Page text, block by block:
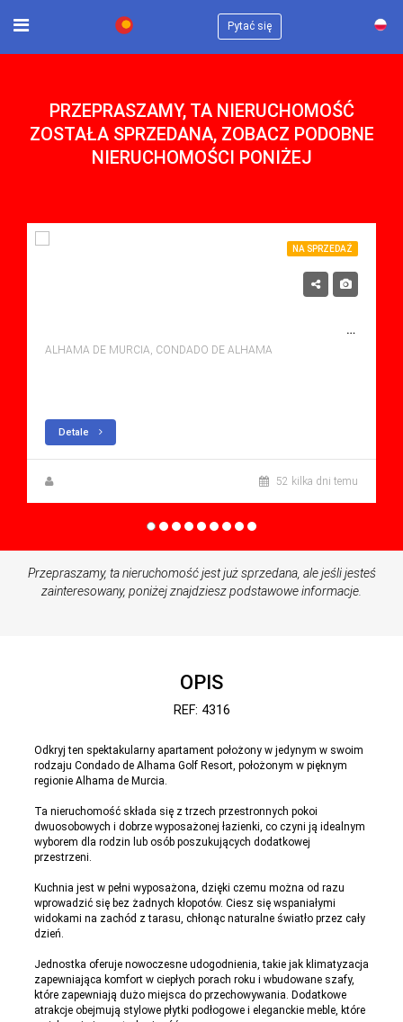
Pytać się
PRZEPRASZAMY, TA NIERUCHOMOŚĆ
ZOSTAŁA SPRZEDANA, ZOBACZ PODOBNE
NIERUCHOMOŚCI PONIŻEJ
NA SPRZEDAŻ
NA SPRZEDAŻ APARTMENT W CONDADO DE ALHAMA, ALHAMA DE MURCIA Z BASENEM
ALHAMA DE MURCIA, CONDADO DE ALHAMA
Detale
52 kilka dni temu
Przepraszamy, ta nieruchomość jest już sprzedana, ale jeśli jesteś
zainteresowany, poniżej znajdziesz podstawowe informacje.
OPIS
REF: 4316
Odkryj ten spektakularny apartament położony w jedynym w swoim
rodzaju Condado de Alhama Golf Resort, położonym w pięknym
regionie Alhama de Murcia.
Ta nieruchomość składa się z trzech przestronnych pokoi
dwuosobowych i dobrze wyposażonej łazienki, co czyni ją idealnym
wyborem dla rodzin lub osób poszukujących dodatkowej
przestrzeni.
Kuchnia jest w pełni wyposażona, dzięki czemu można od razu
wprowadzić się bez żadnych kłopotów. Ciesz się wspaniałymi
widokami na zachód z tarasu, chłonąc naturalne światło przez cały
dzień.
Jednostka oferuje nowoczesne udogodnienia, takie jak klimatyzacja
zapewniająca komfort w ciepłych porach roku i wbudowane szafy,
które zapewniają dużo miejsca do przechowywania. Dodatkowe
atrakcje obejmują stylowe płytki podłogowe i eleganckie meble, które